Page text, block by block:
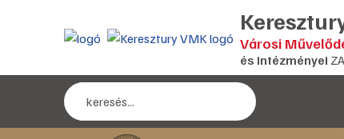
Városi
és intézményei